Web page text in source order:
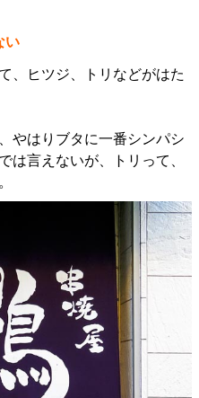
い
、ヒツジ、トリなどがはた
やはりブタに一番シンパシ
は言えないが、トリって、